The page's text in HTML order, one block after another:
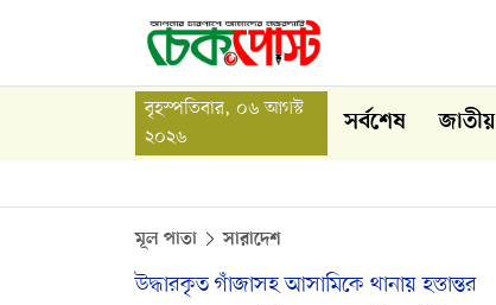
বৃহস্পতিবার, ০৬ আগস্ট
২০২৬
সর্বশেষ জাতীয়
মূল পাতা সারাদেশ
উদ্ধারকৃত গাঁজাসহ আসামিকে থানায় হস্তান্তর